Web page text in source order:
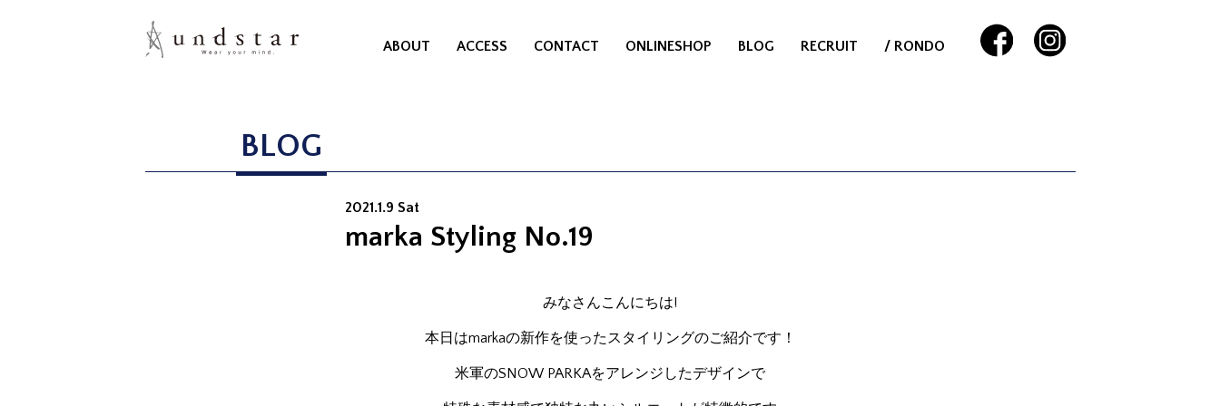
ABOUT ACCESS CONTACT ONLINESHOP BLOG RECRUIT / RONDO
BLOG
2021.1.9 Sat
marka Styling No.19
みなさんこんにちは!
本日はmarkaの新作を使ったスタイリングのご紹介です！
米軍のSNOW PARKAをアレンジしたデザインで